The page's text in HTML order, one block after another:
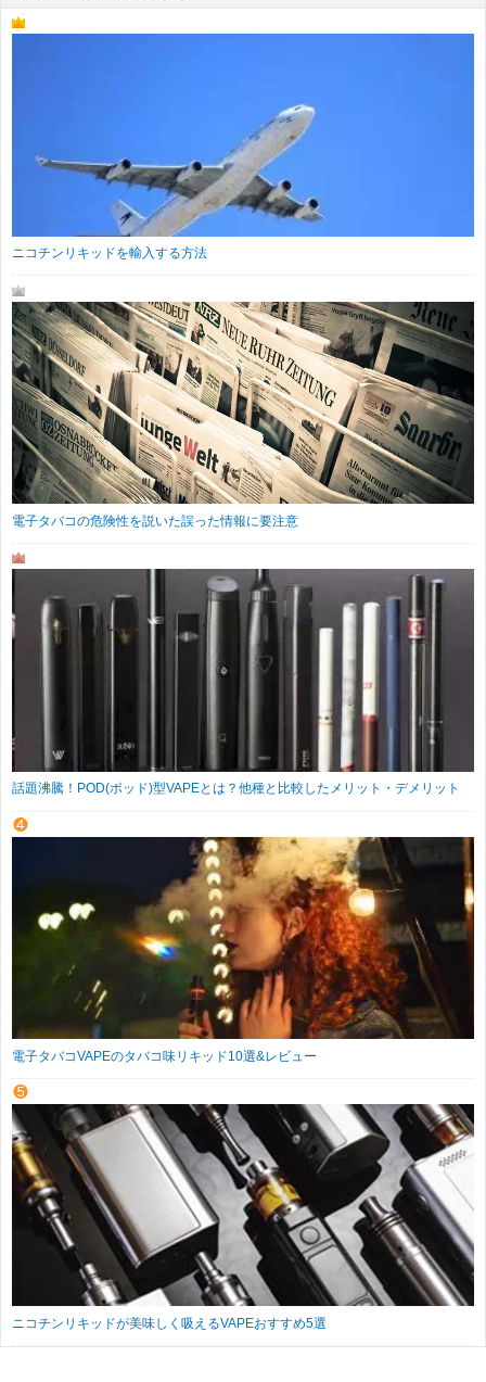
ニコチンリキッドを輸入する方法
電子タバコの危険性を説いた誤った情報に要注意
話題沸騰！POD(ポッド)型VAPEとは？他種と比較したメリット・デメリット
電子タバコVAPEのタバコ味リキッド10選&レビュー
ニコチンリキッドが美味しく吸えるVAPEおすすめ5選